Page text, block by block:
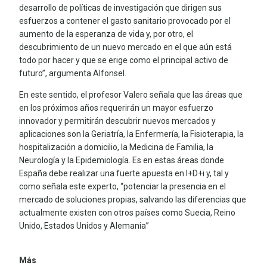
desarrollo de políticas de investigación que dirigen sus
esfuerzos a contener el gasto sanitario provocado por el
aumento de la esperanza de vida y, por otro, el
descubrimiento de un nuevo mercado en el que aún está
todo por hacer y que se erige como el principal activo de
futuro”, argumenta Alfonsel.
En este sentido, el profesor Valero señala que las áreas que
en los próximos años requerirán un mayor esfuerzo
innovador y permitirán descubrir nuevos mercados y
aplicaciones son la Geriatría, la Enfermería, la Fisioterapia, la
hospitalización a domicilio, la Medicina de Familia, la
Neurología y la Epidemiología. Es en estas áreas donde
España debe realizar una fuerte apuesta en I+D+i y, tal y
como señala este experto, “potenciar la presencia en el
mercado de soluciones propias, salvando las diferencias que
actualmente existen con otros países como Suecia, Reino
Unido, Estados Unidos y Alemania”
Más